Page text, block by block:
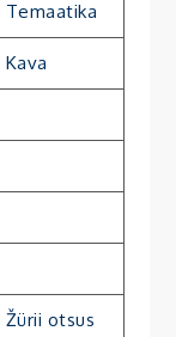
Temaatika
Kava
Žürii otsus